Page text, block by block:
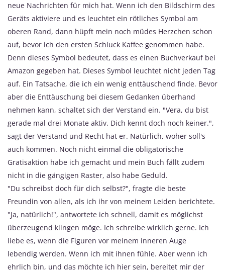
neue Nachrichten für mich hat. Wenn ich den Bildschirm des
Geräts aktiviere und es leuchtet ein rötliches Symbol am
oberen Rand, dann hüpft mein noch müdes Herzchen schon
auf, bevor ich den ersten Schluck Kaffee genommen habe.
Denn dieses Symbol bedeutet, dass es einen Buchverkauf bei
Amazon gegeben hat. Dieses Symbol leuchtet nicht jeden Tag
auf. Ein Tatsache, die ich ein wenig enttäuschend finde. Bevor
aber die Enttäuschung bei diesem Gedanken überhand
nehmen kann, schaltet sich der Verstand ein. "Vera, du bist
gerade mal drei Monate aktiv. Dich kennt doch noch keiner.",
sagt der Verstand und Recht hat er. Natürlich, woher soll's
auch kommen. Noch nicht einmal die obligatorische
Gratisaktion habe ich gemacht und mein Buch fällt zudem
nicht in die gängigen Raster, also habe Geduld.
"Du schreibst doch für dich selbst?", fragte die beste
Freundin von allen, als ich ihr von meinem Leiden berichtete.
"Ja, natürlich!", antwortete ich schnell, damit es möglichst
überzeugend klingen möge. Ich schreibe wirklich gerne. Ich
liebe es, wenn die Figuren vor meinem inneren Auge
lebendig werden. Wenn ich mit ihnen fühle. Aber wenn ich
ehrlich bin, und das möchte ich hier sein, bereitet mir der